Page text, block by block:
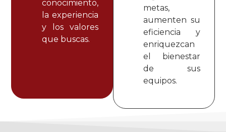
conocimiento,
la experiencia
y los valores
que buscas.
metas,
aumenten su
eficiencia y
enriquezcan
el bienestar
de sus
equipos.